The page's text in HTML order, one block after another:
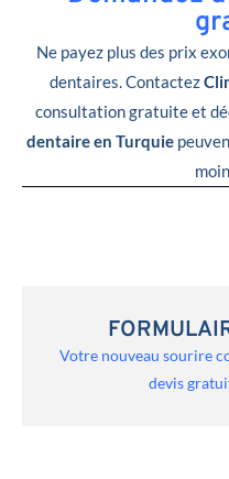
Ne payez plus des prix
dentaires. Contactez
consultation gratuite et
dentaire en Turquie
Votre nouveau sourire
devis